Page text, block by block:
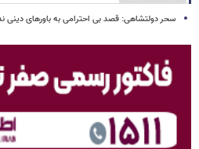
سحر دولتشاهی: قصد بی احترامی به باورهای دینی